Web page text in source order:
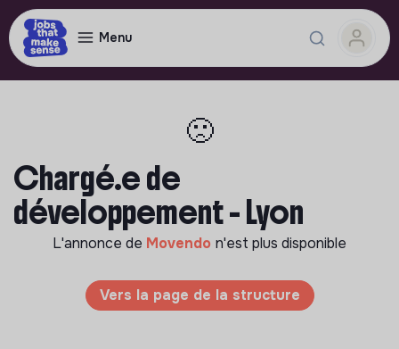
Menu
🙁
Chargé.e de
développement - Lyon
L'annonce de Movendo n'est plus disponible
Vers la page de la structure